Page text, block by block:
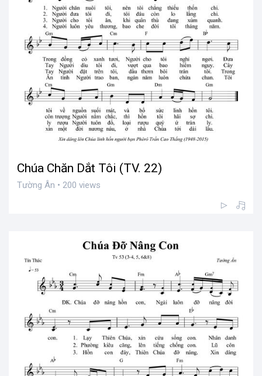
Chúa Chăn Dắt Tôi (TV. 22)
Tường Ân • 200 views